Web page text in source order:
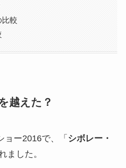
較
越えた？
ョー2016で、「 シボレー・
ました。